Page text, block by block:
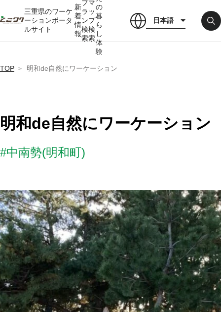
三重県のワーケ
ーションポータ
ルサイト
新
着
情
報
プ
ラ
ン
検
索
マ
ッ
プ
検
索
の
暮
ら
し
体
験
日本語
TOP 明和de自然にワーケーション
明和de自然にワーケーション
#中南勢(明和町)